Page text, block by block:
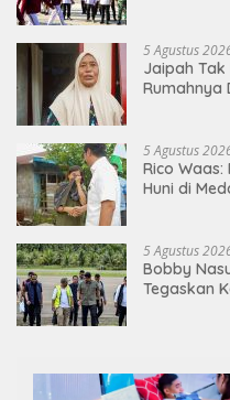
5 Agustus
Jaipah Tak
Rumahnya
5 Agustus
Rico Waas:
Huni di
5 Agustus
Bobby
Tegaskan